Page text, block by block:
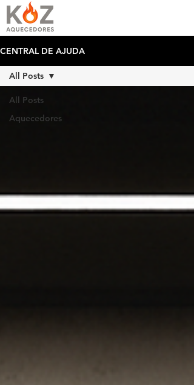
CENTRAL DE AJUDA
All Posts
Aquecedores
All Posts